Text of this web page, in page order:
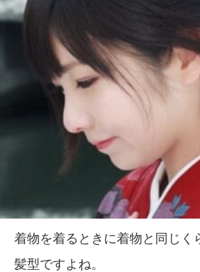
着物を着るときに着物と同じく
髪型ですよね。